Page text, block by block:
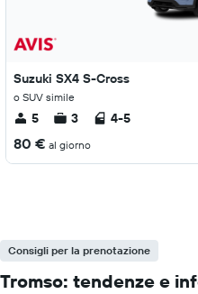
Suzuki SX4 S-Cross
o SUV simile
5 3 4-5
80 € al giorno
Consigli per la prenotazione
Tromso: tendenze e